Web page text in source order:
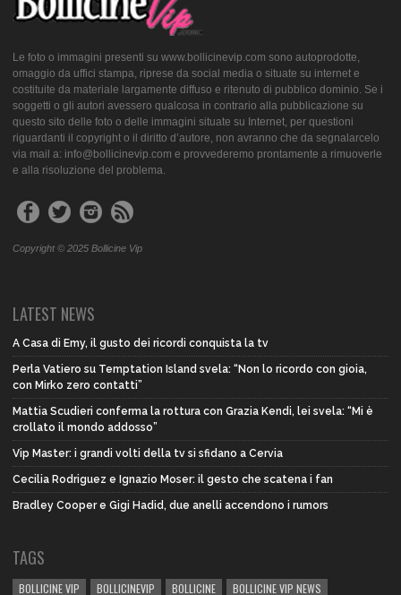
Le foto o immagini presenti su www.bollicinevip.com sono autoprodotte,
omaggio da uffici stampa, riprese da social media o situate su internet e
costituite da materiale largamente diffuso e ritenuto di pubblico dominio. Se i
soggetti o gli autori avessero qualcosa in contrario alla pubblicazione su
questo sito delle foto o delle immagini situate su Internet, per questioni
riguardanti il copyright o il diritto d’autore, non avranno che da segnalarcelo
via mail a: info@bollicinevip.com e provvederemo prontamente a rimuoverle
e alla risoluzione del problema.
Copyright © 2025 Bollicine Vip
LATEST NEWS
A Casa di Emy, il gusto dei ricordi conquista la tv
Perla Vatiero su Temptation Island svela: “Non lo ricordo con gioia,
con Mirko zero contatti”
Mattia Scudieri conferma la rottura con Grazia Kendi, lei svela: “Mi è
crollato il mondo addosso”
Vip Master: i grandi volti della tv si sfidano a Cervia
Cecilia Rodriguez e Ignazio Moser: il gesto che scatena i fan
Bradley Cooper e Gigi Hadid, due anelli accendono i rumors
TAGS
BOLLICINE VIP BOLLICINEVIP BOLLICINE BOLLICINE VIP NEWS